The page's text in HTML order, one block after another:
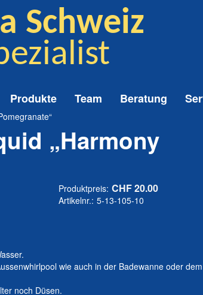
Schweiz
Produkte Team Beratung
„Harmony
Produktpreis: CHF 20.00
Artikelnr.: 5-13-105-10
wie auch in der Badewanne oder
noch Düsen.